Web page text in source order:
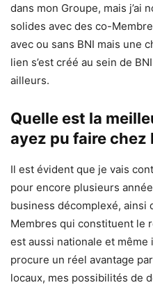
dans mon Groupe, mais j’ai
solides avec des co-
avec ou sans BNI mais une
lien s’est créé au sein de
ailleurs.
Quelle est la
ayez pu faire chez
Il est évident que je vais
pour encore plusieurs
business décomplexé, ainsi
Membres qui constituent le
est aussi nationale et
procure un réel avantage
locaux, mes possibilités de